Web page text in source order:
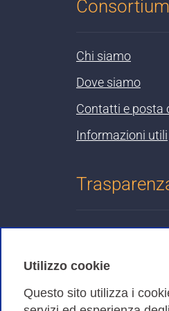
Utilizzo cookie
Questo sito utilizza i
Chi siamo
Dove siamo
Contatti e posta
Informazioni utili
Cookies Policy